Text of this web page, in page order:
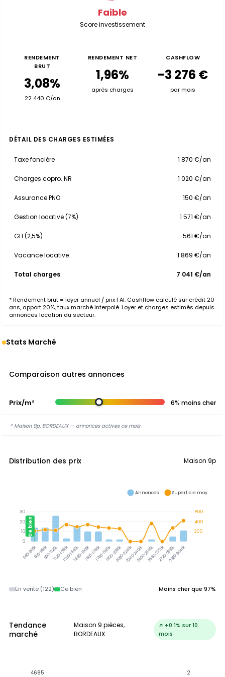
Faible
Score investissement
RENDEMENT
BRUT
3,08%
22 440 €/an
RENDEMENT NET
1,96%
après charges
CASHFLOW
-3 276 €
par mois
DÉTAIL DES CHARGES ESTIMÉES
Taxe foncière 1 870 €/an
Charges copro. NR 1 020 €/an
Assurance PNO 150 €/an
Gestion locative (7%) 1 571 €/an
GLI (2,5%) 561 €/an
Vacance locative 1 869 €/an
Total charges 7 041 €/an
* Rendement brut = loyer annuel / prix FAI. Cashflow calculé sur crédit 20
ans, apport 20%, taux marché interpolé. Loyer et charges estimés depuis
annonces location du secteur.
Stats Marché
Comparaison autres annonces
Prix/m² 6% moins cher
* Maison 9p, BORDEAUX — annonces actives ce mois
Distribution des prix Maison 9p
640-800k800-960k960-1120k1120-1280k1280-1440k1440-1600k1600-1760k1760-1920k1920-2080k2080-2240k2240-2400k2400-2560k2560-2720k2720-2880k2880-3040k
Ce bien
600
400
200
30
20
10
0
Annonces Superficie moy.
En vente (122) Ce bien Moins cher que 97%
Tendance
marché
Maison 9 pièces,
BORDEAUX
↗ +0.1% sur 10
mois
2
4685